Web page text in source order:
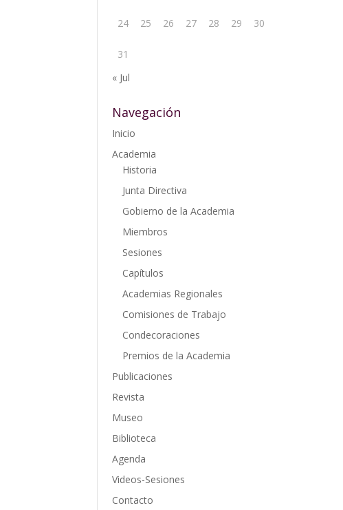
24 25 26 27 28 29 30
31
« Jul
Navegación
Inicio
Academia
Historia
Junta Directiva
Gobierno de la Academia
Miembros
Sesiones
Capítulos
Academias Regionales
Comisiones de Trabajo
Condecoraciones
Premios de la Academia
Publicaciones
Revista
Museo
Biblioteca
Agenda
Videos-Sesiones
Contacto